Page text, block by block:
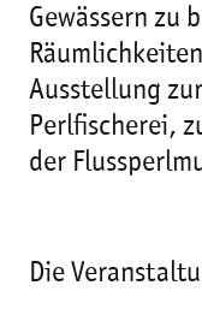
Gewässern zu
Ausstellung
Perlfischerei,
der
Die